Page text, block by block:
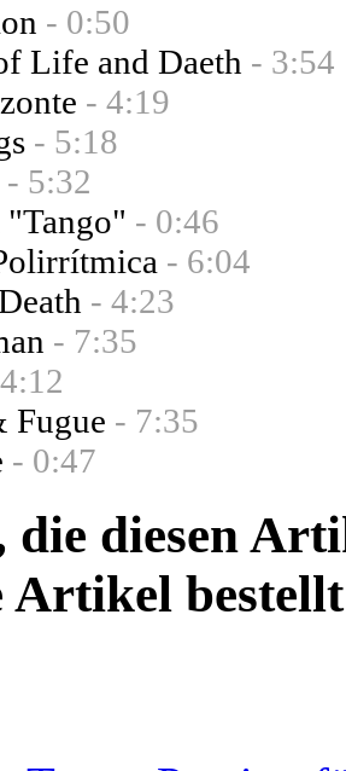
- 0:50
Life and Daeth - 3:54
- 4:19
- 5:18
- 5:32
"Tango" - 0:46
- 6:04
- 4:23
- 7:35
Fugue - 7:35
- 0:47
die diesen
Artikel